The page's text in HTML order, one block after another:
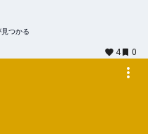
つかる
4
0